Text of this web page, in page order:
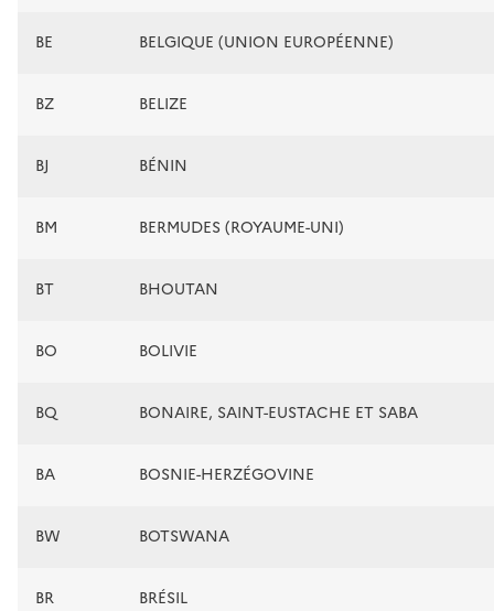
BE BELGIQUE (UNION EUROPÉENNE)
BZ BELIZE
BJ BÉNIN
BM BERMUDES (ROYAUME-UNI)
BT BHOUTAN
BO BOLIVIE
BQ BONAIRE, SAINT-EUSTACHE ET SABA
BA BOSNIE-HERZÉGOVINE
BW BOTSWANA
BR BRÉSIL